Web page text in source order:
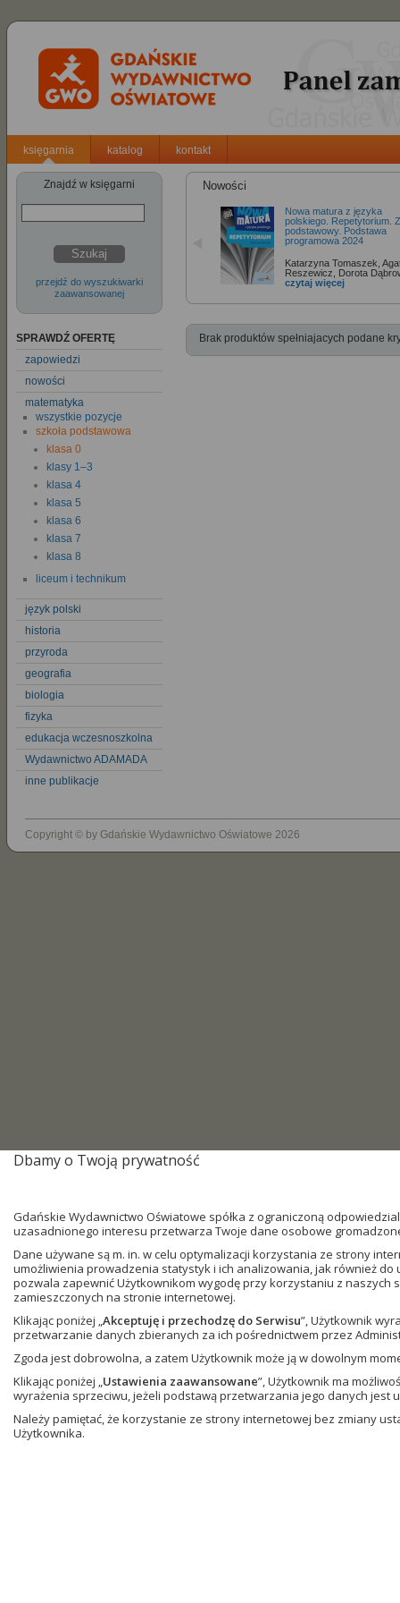
księgarnia katalog kontakt
Znajdź w księgarni
Szukaj
przejdź do wyszukiwarki
zaawansowanej
SPRAWDŹ OFERTĘ
zapowiedzi
nowości
matematyka
wszystkie pozycje
szkoła podstawowa
klasa 0
klasy 1–3
klasa 4
klasa 5
klasa 6
klasa 7
klasa 8
liceum i technikum
język polski
historia
przyroda
geografia
biologia
fizyka
edukacja wczesnoszkolna
Wydawnictwo ADAMADA
inne publikacje
Nowości
Nowa matura z języka
polskiego. Repetytorium.
podstawowy. Podstawa
programowa 2024
Katarzyna Tomaszek,
Reszewicz, Dorota
czytaj więcej
Brak produktów spełniajacych podane
Copyright © by Gdańskie Wydawnictwo Oświatowe 2026
Dbamy o Twoją prywatność
Gdańskie Wydawnictwo Oświatowe spółka z ograniczoną
uzasadnionego interesu przetwarza Twoje dane osobowe
Dane używane są m. in. w celu optymalizacji korzystania ze strony
umożliwienia prowadzenia statystyk i ich analizowania, jak również
pozwala zapewnić Użytkownikom wygodę przy korzystaniu z
zamieszczonych na stronie internetowej.
Klikając poniżej „Akceptuję i przechodzę do Serwisu”, Użytkownik
przetwarzanie danych zbieranych za ich pośrednictwem przez
Zgoda jest dobrowolna, a zatem Użytkownik może ją w dowolnym
Klikając poniżej „Ustawienia zaawansowane”, Użytkownik ma
wyrażenia sprzeciwu, jeżeli podstawą przetwarzania jego danych jest
Należy pamiętać, że korzystanie ze strony internetowej bez zmiany
Użytkownika.